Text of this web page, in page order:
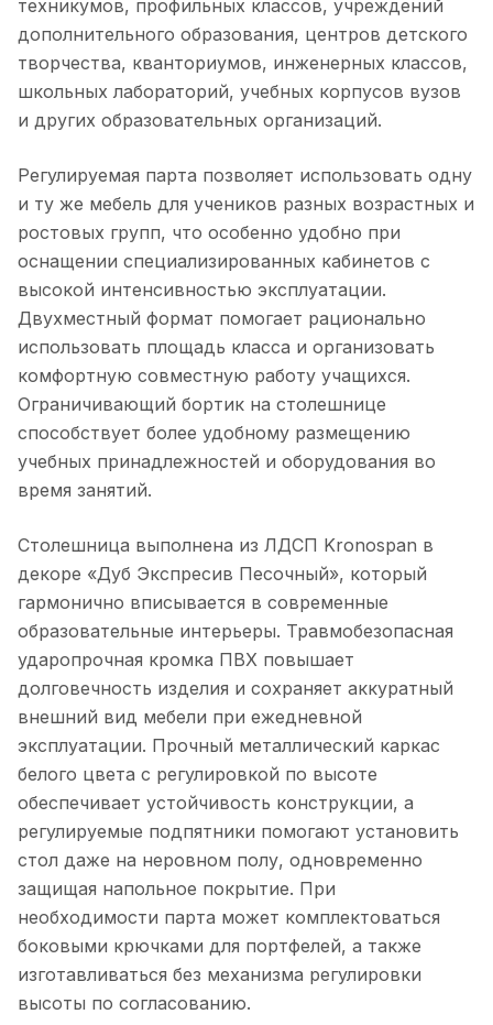
техникумов, профильных классов, учреждений
дополнительного образования, центров детского
творчества, кванториумов, инженерных классов,
школьных лабораторий, учебных корпусов вузов
и других образовательных организаций.
Регулируемая парта позволяет использовать одну
и ту же мебель для учеников разных возрастных и
ростовых групп, что особенно удобно при
оснащении специализированных кабинетов с
высокой интенсивностью эксплуатации.
Двухместный формат помогает рационально
использовать площадь класса и организовать
комфортную совместную работу учащихся.
Ограничивающий бортик на столешнице
способствует более удобному размещению
учебных принадлежностей и оборудования во
время занятий.
Столешница выполнена из ЛДСП Kronospan в
декоре «Дуб Экспресив Песочный», который
гармонично вписывается в современные
образовательные интерьеры. Травмобезопасная
ударопрочная кромка ПВХ повышает
долговечность изделия и сохраняет аккуратный
внешний вид мебели при ежедневной
эксплуатации. Прочный металлический каркас
белого цвета с регулировкой по высоте
обеспечивает устойчивость конструкции, а
регулируемые подпятники помогают установить
стол даже на неровном полу, одновременно
защищая напольное покрытие. При
необходимости парта может комплектоваться
боковыми крючками для портфелей, а также
изготавливаться без механизма регулировки
высоты по согласованию.